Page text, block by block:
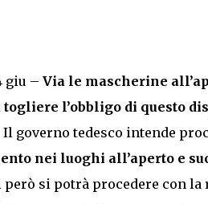
giu – Via le mascherine
togliere l’obbligo di questo
Il governo tedesco intende
nei luoghi all’aperto e
si potrà procedere con la